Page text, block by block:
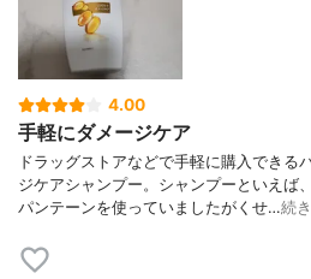
4.00
手軽にダメージケア
ドラッグストアなどで手軽に購入できる
ジケアシャンプー。シャンプーといえば
パンテーンを使っていましたがくせ…続